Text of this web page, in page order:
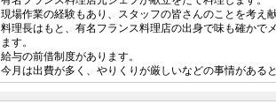
現場作業の経験もあり、スタッフの皆さんのことを考え
料理長はもと、有名フランス料理店の出身で味も確かで
ます。
給与の前借制度があります。
今月は出費が多く、やりくりが厳しいなどの事情がある